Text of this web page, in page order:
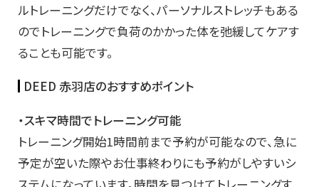
ルトレーニングだけでなく、パーソナルストレッチもある
のでトレーニングで負荷のかかった体を弛緩してケアす
ることも可能です。
DEED 赤羽店のおすすめポイント
・スキマ時間でトレーニング可能
トレーニング開始1時間前まで予約が可能なので、急に
予定が空いた際やお仕事終わりにも予約がしやすいシ